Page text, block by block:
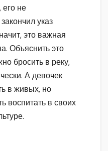
его не
указ
это важная
Объяснить это
бросить в реку,
А девочек
в живых, но
воспитать в своих